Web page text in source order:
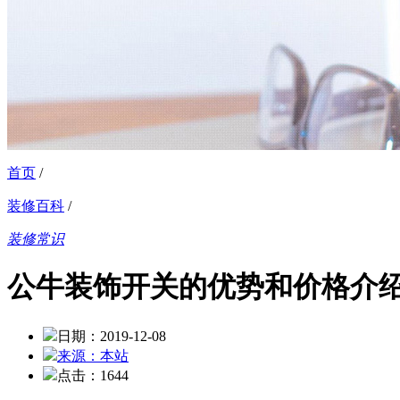
首页 /
装修百科 /
装修常识
公牛装饰开关的优势和价格介
日期：2019-12-08
来源：本站
点击：1644